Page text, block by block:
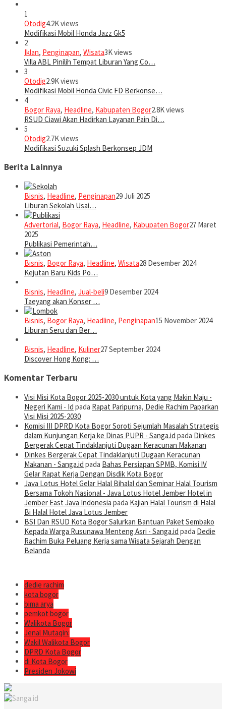
1
Otodig4.2K views
Modifikasi Mobil Honda Jazz Gk5
2
Iklan, Penginapan, Wisata3K views
Villa ABL Pinilih Tempat Liburan Yang Co…
3
Otodig2.9K views
Modifikasi Mobil Honda Civic FD Berkonse…
4
Bogor Raya, Headline, Kabupaten Bogor2.8K views
RSUD Ciawi Akan Hadirkan Layanan Pain Di…
5
Otodig2.7K views
Modifikasi Suzuki Splash Berkonsep JDM
Berita Lainnya
Bisnis, Headline, Penginapan29 Juli 2025
Liburan Sekolah Usai…
Advertorial, Bogor Raya, Headline, Kabupaten Bogor27 Maret
2025
Publikasi Pemerintah…
Bisnis, Bogor Raya, Headline, Wisata28 Desember 2024
Kejutan Baru Kids Po…
Bisnis, Headline, Jual-beli9 Desember 2024
Taeyang akan Konser …
Bisnis, Bogor Raya, Headline, Penginapan15 November 2024
Liburan Seru dan Ber…
Bisnis, Headline, Kuliner27 September 2024
Discover Hong Kong: …
Komentar Terbaru
Visi Misi Kota Bogor 2025-2030 untuk Kota yang Makin Maju -
Negeri Kami - Id pada Rapat Paripurna, Dedie Rachim Paparkan
Visi Misi 2025-2030
Komisi III DPRD Kota Bogor Soroti Sejumlah Masalah Strategis
dalam Kunjungan Kerja ke Dinas PUPR - Sanga.id pada Dinkes
Bergerak Cepat Tindaklanjuti Dugaan Keracunan Makanan
Dinkes Bergerak Cepat Tindaklanjuti Dugaan Keracunan
Makanan - Sanga.id pada Bahas Persiapan SPMB, Komisi IV
Gelar Rapat Kerja Dengan Disdik Kota Bogor
Java Lotus Hotel Gelar Halal Bihalal dan Seminar Halal Tourism
Bersama Tokoh Nasional - Java Lotus Hotel Jember Hotel in
Jember East Java Indonesia pada Kajian Halal Tourism di Halal
Bi Halal Hotel Java Lotus Jember
BSI Dan RSUD Kota Bogor Salurkan Bantuan Paket Sembako
Kepada Warga Rusunawa Menteng Asri - Sanga.id pada Dedie
Rachim Buka Peluang Kerja sama Wisata Sejarah Dengan
Belanda
dedie rachim
kota bogor
bima arya
pemkot bogor
Walikota Bogor
Jenal Mutaqin:
Wakil Walikota Bogor
DPRD Kota Bogor
di Kota Bogor
Presiden Jokowi